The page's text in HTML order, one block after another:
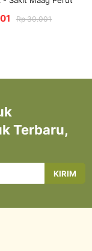
Rp 30.001
Terbaru,
KIRIM